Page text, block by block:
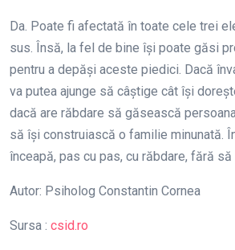
Da. Poate fi afectată în toate cele trei
sus. Însă, la fel de bine îşi poate găsi
pentru a depăşi aceste piedici. Dacă
va putea ajunge să câştige cât îşi
dacă are răbdare să găsească
să îşi construiască o familie minunată.
înceapă, pas cu pas, cu răbdare, fără
Autor: Psiholog Constantin Cornea
Sursa : csid.ro